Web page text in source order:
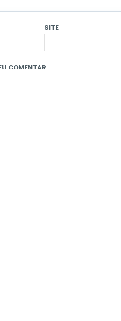
SITE
COMENTAR.